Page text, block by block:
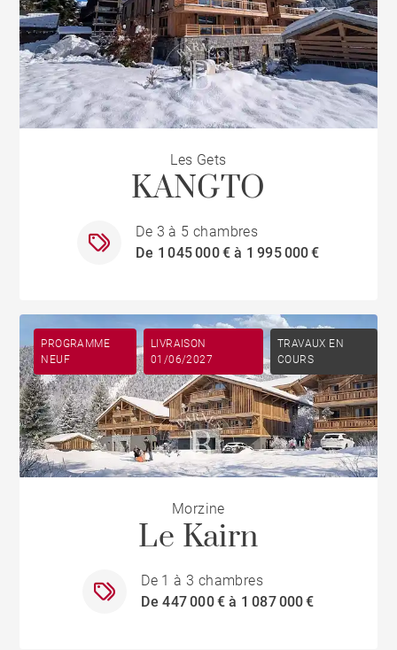
Les Gets
KANGTO
De 3 à 5 chambres
De 1 045 000 € à 1 995 000 €
PROGRAMME
NEUF
LIVRAISON
01/06/2027
TRAVAUX EN
COURS
Morzine
Le Kairn
De 1 à 3 chambres
De 447 000 € à 1 087 000 €